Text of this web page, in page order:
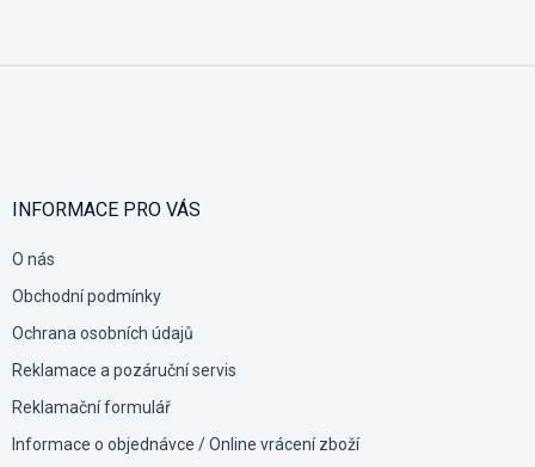
INFORMACE PRO VÁS
O nás
Obchodní podmínky
Ochrana osobních údajů
Reklamace a pozáruční servis
Reklamační formulář
Informace o objednávce / Online vrácení zboží